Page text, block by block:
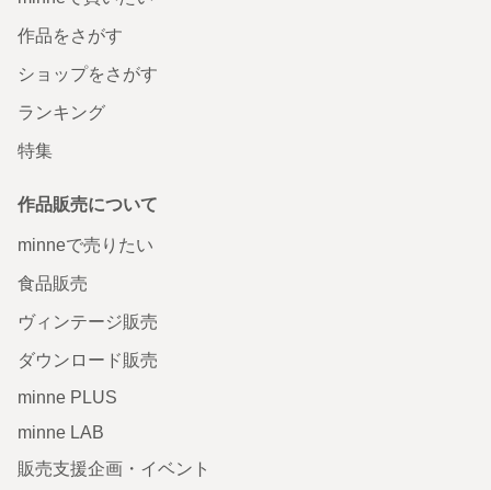
作品をさがす
ショップをさがす
ランキング
特集
作品販売について
minneで売りたい
食品販売
ヴィンテージ販売
ダウンロード販売
minne PLUS
minne LAB
販売支援企画・イベント